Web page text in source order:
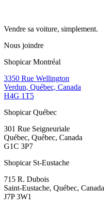
Vendre sa voiture, simplement.
Nous joindre
Shopicar Montréal
3350 Rue Wellington
Verdun, Québec, Canada
H4G 1T5
Shopicar Québec
301 Rue Seigneuriale
Québec, Québec, Canada
G1C 3P7
Shopicar St-Eustache
715 R. Dubois
Saint-Eustache, Québec, Canada
J7P 3W1